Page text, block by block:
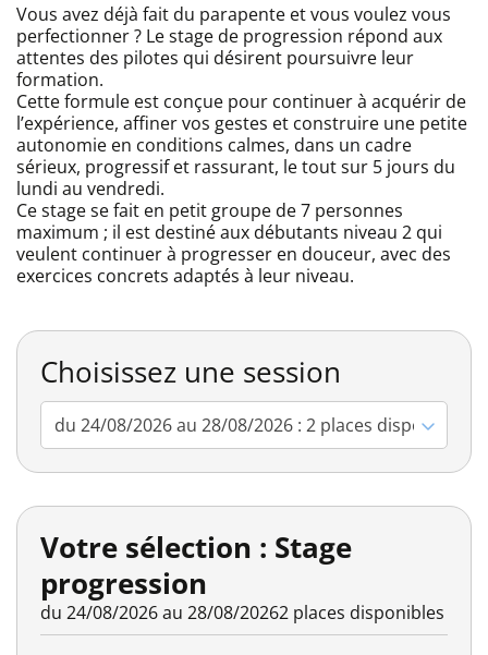
Vous avez déjà fait du parapente et vous voulez vous
perfectionner ? Le stage de progression répond aux
attentes des pilotes qui désirent poursuivre leur
formation.
Cette formule est conçue pour continuer à acquérir de
l’expérience, affiner vos gestes et construire une petite
autonomie en conditions calmes, dans un cadre
sérieux, progressif et rassurant, le tout sur 5 jours du
lundi au vendredi.
Ce stage se fait en petit groupe de 7 personnes
maximum ; il est destiné aux débutants niveau 2 qui
veulent continuer à progresser en douceur, avec des
exercices concrets adaptés à leur niveau.
Choisissez une session
Votre sélection : Stage
progression
du 24/08/2026 au 28/08/20262 places disponibles